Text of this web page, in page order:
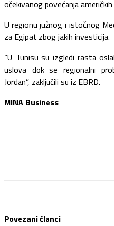
očekivanog povećanja
U regionu južnog i istočnog
za Egipat zbog jakih investicija.
“U Tunisu su izgledi rasta
uslova dok se regionalni
Jordan”, zaključili su iz EBRD.
MINA Business
Povezani članci